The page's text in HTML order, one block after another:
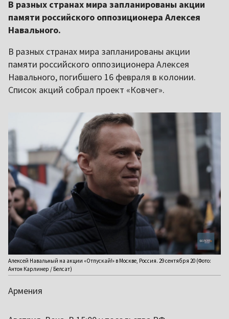
В разных странах мира запланированы акции
памяти российского оппозиционера Алексея
Навального.
В разных странах мира запланированы акции
памяти российского оппозиционера Алексея
Навального, погибшего 16 февраля в колонии.
Список акций собрал проект «Ковчег».
Алексей Навальный на акции «Отпускай!» в Москве, Россия. 29 сентября 20 (Фото:
Антон Карлинер / Белсат)
Армения